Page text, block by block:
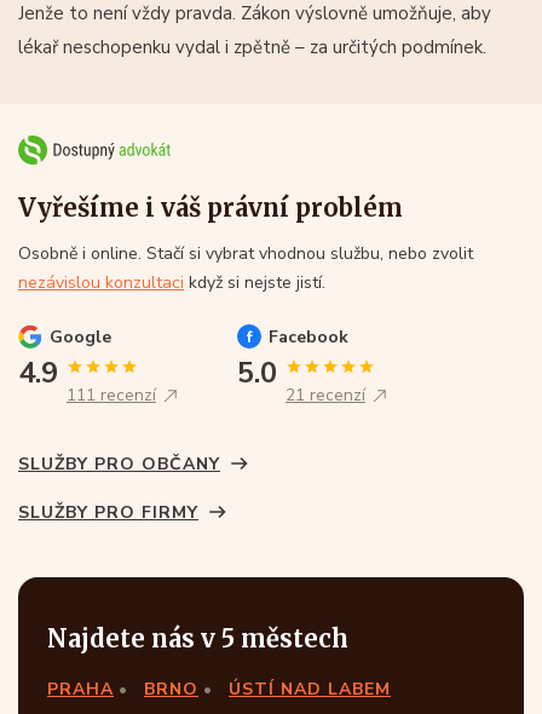
Jenže to není vždy pravda. Zákon výslovně umožňuje, aby
lékař neschopenku vydal i zpětně – za určitých podmínek.
Vyřešíme i váš právní problém
Osobně i online. Stačí si vybrat vhodnou službu, nebo zvolit
nezávislou konzultaci když si nejste jistí.
Google
4.9
111 recenzí
Facebook
5.0
21 recenzí
SLUŽBY PRO OBČANY
SLUŽBY PRO FIRMY
Najdete nás v 5 městech
PRAHA BRNO
ÚSTÍ NAD LABEM